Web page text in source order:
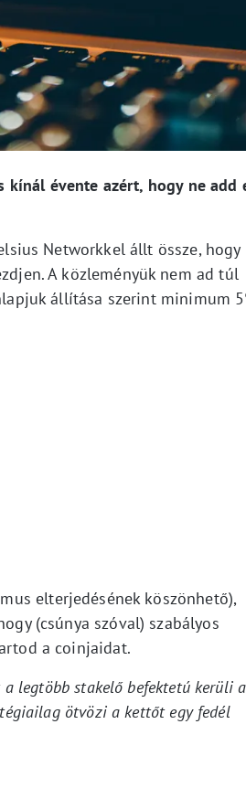
kínál évente azért, hogy ne add
Networkkel állt össze, hogy
A közleményük nem ad túl
állítása szerint minimum
elterjedésének köszönhető),
(csúnya szóval) szabályos
a coinjaidat.
legtöbb stakelő befektetú kerüli a
ötvözi a kettőt egy fedél